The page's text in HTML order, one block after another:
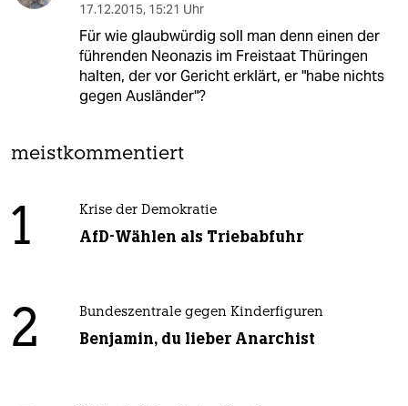
17.12.2015, 15:21 Uhr
Für wie glaubwürdig soll man denn einen der
führenden Neonazis im Freistaat Thüringen
halten, der vor Gericht erklärt, er "habe nichts
gegen Ausländer"?
meistkommentiert
1 Krise der Demokratie
AfD-Wählen als Triebabfuhr
2 Bundeszentrale gegen Kinderfiguren
Benjamin, du lieber Anarchist